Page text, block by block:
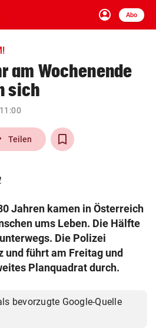
account_circle
Anmelden
Abo
close Schließen
arrow_right
& Co KG 2026
am Wochenende
sich
Teilen
Jahren kamen in Österreich
ums Leben. Die Hälfte
Die Polizei
führt am Freitag und
Planquadrat durch.
bevorzugte Google-Quelle